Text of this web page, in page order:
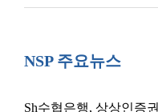
NSP 주요뉴스
Sh수협은행, 상상인증권